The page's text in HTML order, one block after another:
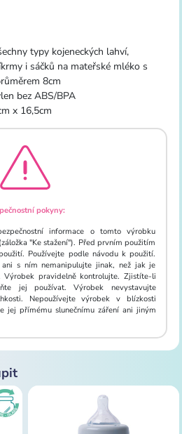
typy kojeneckých lahví,
i sáčků na mateřské mléko s
8cm
bez ABS/BPA
x 16,5cm
pokyny:
informace o tomto výrobku
"Ke stažení"). Před prvním použitím
Používejte podle návodu k použití.
s ním nemanipulujte jinak, než jak je
pravidelně kontrolujte. Zjistíte-li
jej používat. Výrobek nevystavujte
Nepoužívejte výrobek v blízkosti
jej přímému slunečnímu záření ani jiným